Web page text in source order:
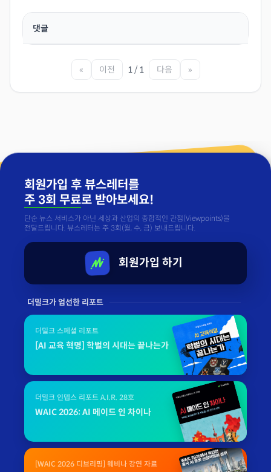
댓글
« 이전 1 / 1 다음 »
회원가입 후 뷰스레터를
주 3회 무료로 받아보세요!
단순 뉴스 서비스가 아닌 세상과 산업의 종합적인 관점(Viewpoints)을
전달드립니다. 뷰스레터는 주 3회(월, 수, 금) 보내드립니다.
회원가입 하기
더밀크가 엄선한 리포트
더밀크 스페셜 리포트
[AI 교육 혁명] 학벌의 시대는 끝나는가
더밀크 인뎁스 리포트 A.I.R. 28호
WAIC 2026: AI 메이드 인 차이나
[WAIC 2026 디브리핑] 웨비나 강연 자료